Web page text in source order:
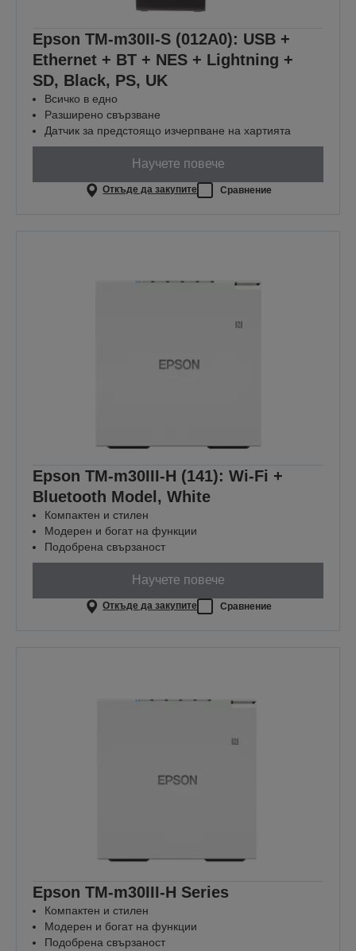
Epson TM-m30II-S (012A0): USB +
Ethernet + BT + NES + Lightning +
SD, Black, PS, UK
Всичко в едно
Разширено свързване
Датчик за предстоящо изчерпване на хартията
Научете повече
Откъде да закупите Сравнение
Epson TM-m30III-H (141): Wi-Fi +
Bluetooth Model, White
Компактен и стилен
Модерен и богат на функции
Подобрена свързаност
Научете повече
Откъде да закупите Сравнение
Epson TM-m30III-H Series
Компактен и стилен
Модерен и богат на функции
Подобрена свързаност